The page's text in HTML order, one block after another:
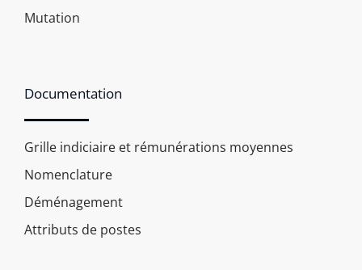
Mutation
Documentation
Grille indiciaire et rémunérations moyennes
Nomenclature
Déménagement
Attributs de postes